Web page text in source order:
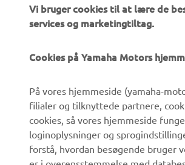
Om os
Nyheder
Begivenheder
eBike
Vi bruger cookies til at lære de
services og marketingtiltag.
Cookies på Yamaha Motors
På vores hjemmeside (yamaha-
filialer og tilknyttede partnere,
cookies, så vores hjemmeside
loginoplysninger og
forstå, hvordan besøgende bruger